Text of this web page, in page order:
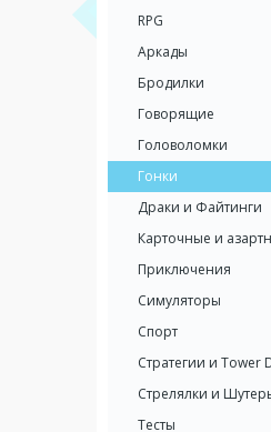
RPG
Аркады
Бродилки
Говорящие
Головоломки
Гонки
Драки и Файтинги
Карточные и
Приключения
Симуляторы
Спорт
Стратегии и Tower
Стрелялки и
Тесты